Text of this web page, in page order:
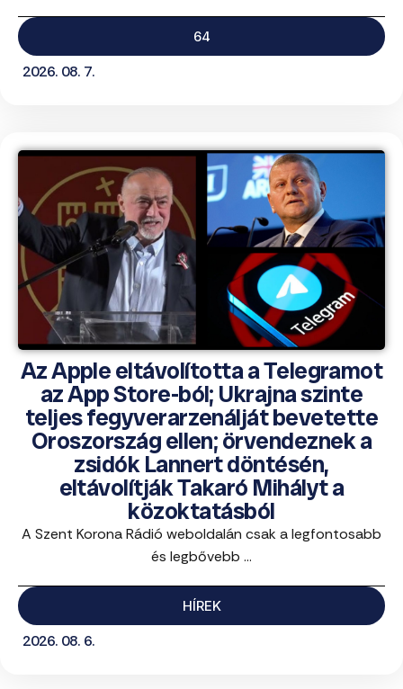
64
2026. 08. 7.
Az Apple eltávolította a Telegramot
az App Store-ból; Ukrajna szinte
teljes fegyverarzenálját bevetette
Oroszország ellen; örvendeznek a
zsidók Lannert döntésén,
eltávolítják Takaró Mihályt a
közoktatásból
A Szent Korona Rádió weboldalán csak a legfontosabb
és legbővebb ...
HÍREK
2026. 08. 6.